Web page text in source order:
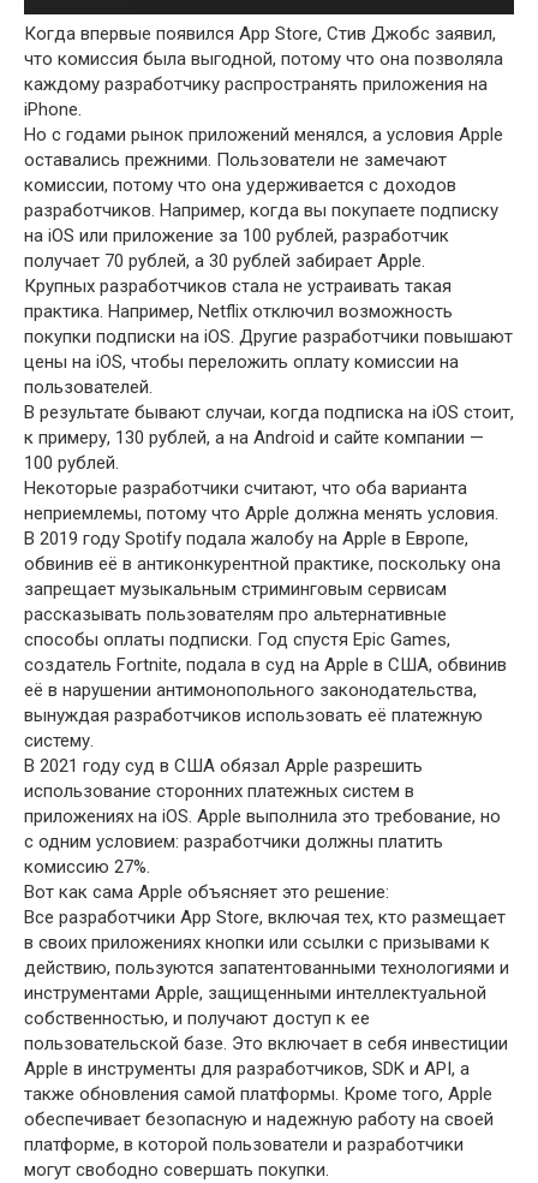
Когда впервые появился App Store, Стив Джобс заявил,
что комиссия была выгодной, потому что она позволяла
каждому разработчику распространять приложения на
iPhone.
Но с годами рынок приложений менялся, а условия Apple
оставались прежними. Пользователи не замечают
комиссии, потому что она удерживается с доходов
разработчиков. Например, когда вы покупаете подписку
на iOS или приложение за 100 рублей, разработчик
получает 70 рублей, а 30 рублей забирает Apple.
Крупных разработчиков стала не устраивать такая
практика. Например, Netflix отключил возможность
покупки подписки на iOS. Другие разработчики повышают
цены на iOS, чтобы переложить оплату комиссии на
пользователей.
В результате бывают случаи, когда подписка на iOS стоит,
к примеру, 130 рублей, а на Android и сайте компании —
100 рублей.
Некоторые разработчики считают, что оба варианта
неприемлемы, потому что Apple должна менять условия.
В 2019 году Spotify подала жалобу на Apple в Европе,
обвинив её в антиконкурентной практике, поскольку она
запрещает музыкальным стриминговым сервисам
рассказывать пользователям про альтернативные
способы оплаты подписки. Год спустя Epic Games,
создатель Fortnite, подала в суд на Apple в США, обвинив
её в нарушении антимонопольного законодательства,
вынуждая разработчиков использовать её платежную
систему.
В 2021 году суд в США обязал Apple разрешить
использование сторонних платежных систем в
приложениях на iOS. Apple выполнила это требование, но
с одним условием: разработчики должны платить
комиссию 27%.
Вот как сама Apple объясняет это решение:
Все разработчики App Store, включая тех, кто размещает
в своих приложениях кнопки или ссылки с призывами к
действию, пользуются запатентованными технологиями и
инструментами Apple, защищенными интеллектуальной
собственностью, и получают доступ к ее
пользовательской базе. Это включает в себя инвестиции
Apple в инструменты для разработчиков, SDK и API, а
также обновления самой платформы. Кроме того, Apple
обеспечивает безопасную и надежную работу на своей
платформе, в которой пользователи и разработчики
могут свободно совершать покупки.